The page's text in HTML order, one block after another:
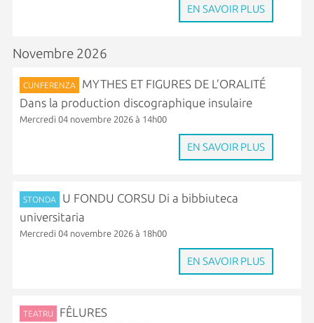
EN SAVOIR PLUS
Novembre 2026
CUNFERENZA
MYTHES ET FIGURES DE L’ORALITÉ
Dans la production discographique insulaire
Mercredi 04 novembre 2026 à 14h00
EN SAVOIR PLUS
STONDA
U FONDU CORSU Di a bibbiuteca
universitaria
Mercredi 04 novembre 2026 à 18h00
EN SAVOIR PLUS
TEATRU FÊLURES